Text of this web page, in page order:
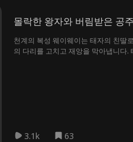
몰락한 왕자와 버림받은 공주
천계의 복성 웨이웨이는 태자의 친딸
의 다리를 고치고 재앙을 막아냅니다
3.1k 63